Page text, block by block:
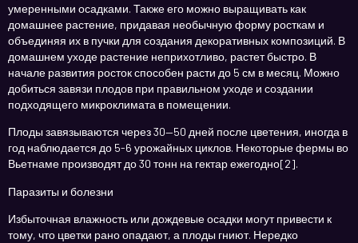
умеренными осадками. Также его можно выращивать как
домашнее растение, придавая необычную форму росткам и
объединяя их в пучки для создания декоративных композиций. В
домашнем уходе растение неприхотливо, растет быстро. В
начале развития росток способен расти до 5 см в месяц. Можно
добиться завязи плодов при правильном уходе и создании
подходящего микроклимата в помещении.
Плоды завязываются через 30—50 дней после цветения, иногда в
год наблюдается до 5-6 урожайных циклов. Некоторые фермы во
Вьетнаме производят до 30 тонн на гектар ежегодно[2].
Паразиты и болезни
Избыточная влажность или дождевые осадки могут привести к
тому, что цветки рано опадают, а плоды гниют. Нередко